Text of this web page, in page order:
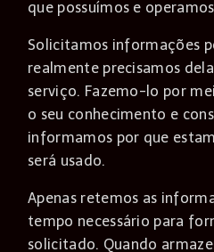
que possuímos e
Solicitamos informações
realmente precisamos
serviço. Fazemo-lo por
o seu conhecimento e
informamos por que
será usado.
Apenas retemos as
tempo necessário para
solicitado. Quando